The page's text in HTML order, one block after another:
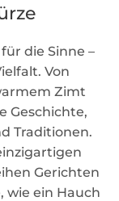
die Sinne –
Von
Zimt
Geschichte,
Traditionen.
Gerichten
wie ein Hauch